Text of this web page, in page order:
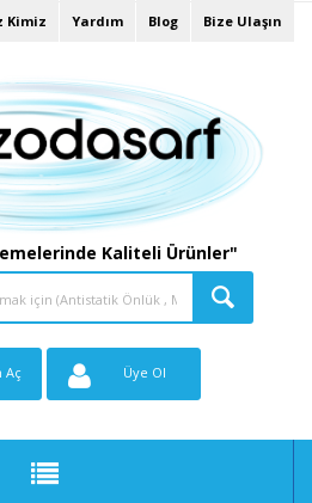
Kimiz Yardım Blog Bize Ulaşın
Kaliteli Ürünler"
Aç Üye Ol